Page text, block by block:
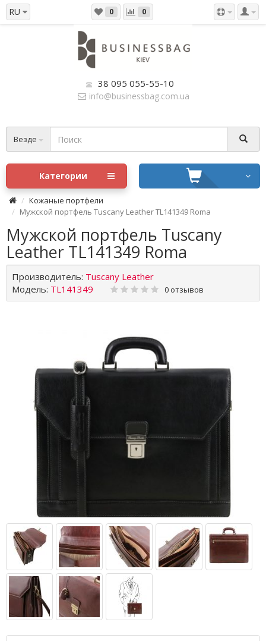
RU 0 0
38 095 055-55-10
info@businessbag.com.ua
Везде
Категории
Кожаные портфели
Мужской портфель Tuscany Leather TL141349 Roma
Мужской портфель Tuscany
Leather TL141349 Roma
Производитель: Tuscany Leather
Модель: TL141349 0 отзывов